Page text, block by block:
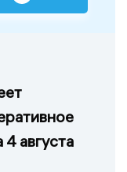
августа